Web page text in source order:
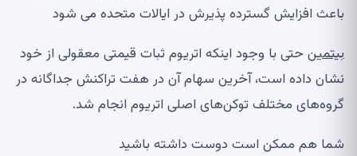
باعث افزایش گسترده پذیرش در ایالات متحده می شود
بیتمین حتی با وجود اینکه اتریوم ثبات قیمتی معقولی از خود
نشان داده است، آخرین سهام آن در هفت تراکنش جداگانه در
گروه‌های مختلف توکن‌های اصلی اتریوم انجام شد.
شما هم ممکن است دوست داشته باشید